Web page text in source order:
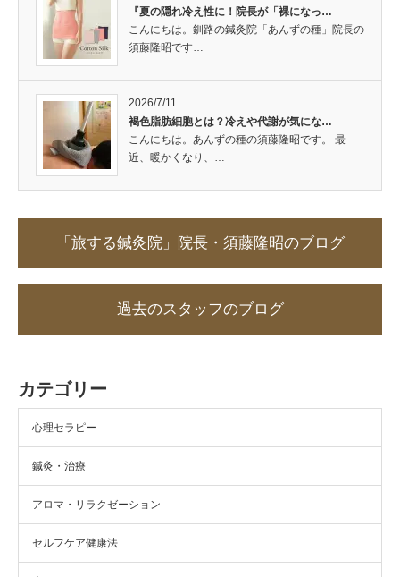
『夏の隠れ冷え性に！院長が「裸になっ…
こんにちは。釧路の鍼灸院「あんずの種」院長の
須藤隆昭です…
2026/7/11
褐色脂肪細胞とは？冷えや代謝が気にな…
こんにちは。あんずの種の須藤隆昭です。 最
近、暖かくなり、…
「旅する鍼灸院」院長・須藤隆昭のブログ
過去のスタッフのブログ
カテゴリー
心理セラピー
鍼灸・治療
アロマ・リラクゼーション
セルフケア健康法